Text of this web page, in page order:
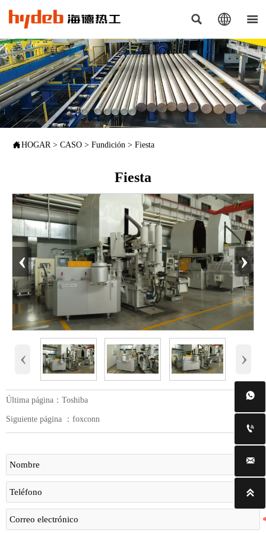
  
HOGAR > CASO > Fundición > Fiesta
Fiesta
‹ ›
‹ ›
Última página： Toshiba
Siguiente página ： foxconn



